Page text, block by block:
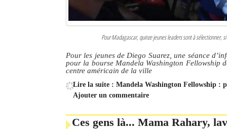
Pour Madagascar, quinze jeunes leaders sont à sélectionner,
Pour les jeunes de Diego Suarez, une séance
pour la bourse Mandela Washington Fellowship
centre américain de la ville
Lire la suite : Mandela Washington Fellowship :
Ajouter un commentaire
Ces gens là... Mama Rahary,